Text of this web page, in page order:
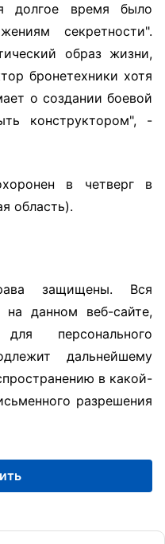
долгое время было
секретности".
образ жизни,
бронетехники хотя
о создании боевой
конструктором", -
в четверг в
область).
защищены. Вся
данном веб-сайте,
персонального
дальнейшему
в какой-
разрешения